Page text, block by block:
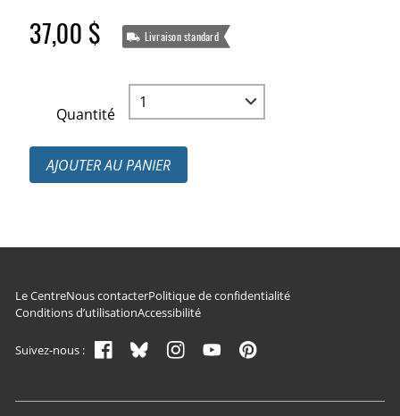
37,00 $ Livraison standard
Quantité
AJOUTER AU PANIER
Navigation du pied de page
Le CentreNous contacterPolitique de confidentialité
Conditions d’utilisationAccessibilité
Suivez-nous :